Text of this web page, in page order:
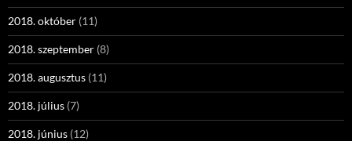
2018. október (11)
2018. szeptember (8)
2018. augusztus (11)
2018. július (7)
2018. június (12)